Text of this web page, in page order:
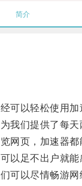
简介
以轻松使用加
们提供了每天
页，加速器都
足不出户就能
以尽情畅游网